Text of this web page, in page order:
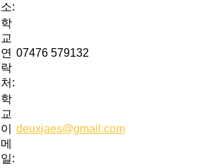
소:
학
교
연
락
처:
07476 579132
학
교
이
메
일:
deuxjaes@gmail.com